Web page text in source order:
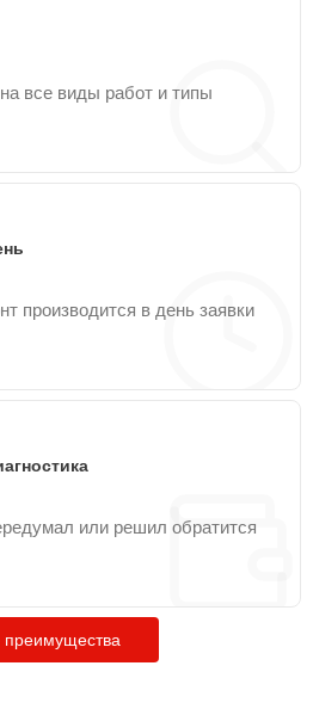
все виды работ и типы
производится в день заявки
или решил обратится
преимущества